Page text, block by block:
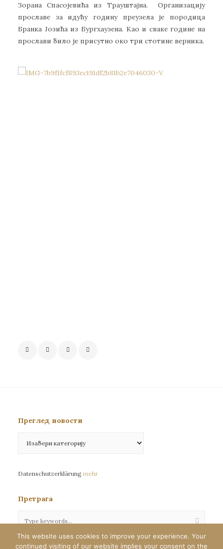
Зорана Спасојевића из Трауштајна. Организацију
прославе за идућу годину преузела је породица
Бранка Јозића из Бургхаузена. Као и сваке године на
прослави било је присутно око три стотине верника.
Преглед новости
новости
Datenschutzerklärung mehr
Претрага
This website uses cookies to improve your experience. Your
continued visiting of our website implies your consent on the